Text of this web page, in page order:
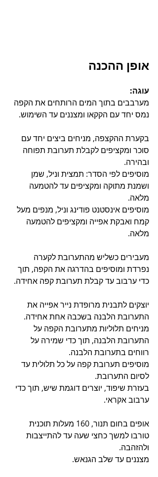
אופן ההכנה
עוגה:
מערבבים בתוך המים הרותחים את הקפה
נמס יחד עם הקקאו ומצננים עד השימוש.
בקערת ההקצפה, מניחים ביצים יחד עם
סוכר ומקציפים לקבלת תערובת תפוחה
ובהירה.
מוסיפים לפי הסדר: תמצית וניל, שמן
ושמנת מתוקה ומקציפים עד להטמעה
מלאה.
מוסיפים אינסטנט פודינג וניל, מנפים מעל
קמח ואבקת אפייה ומקציפים להטמעה
מלאה.
מעבירים כשליש מהתערובת לקערה
נפרדת ומוסיפים בהדרגה את הקפה, תוך
כדי ערבוב עד קבלת תערובת קפה אחידה.
יוצקים לתבנית מרופדת נייר אפייה את
התערובת הלבנה בשכבה אחת אחידה.
מניחים תלוליות מתערובת הקפה על
התערובת הלבנה, תוך כדי שמירה על
רווחים בתערובת הלבנה.
מוסיפים תערובת קפה על כל תלולית עד
לסיום התערובת.
בעזרת שיפוד, יוצרים דוגמת שיש, תוך כדי
ערבוב אקראי.
אופים בחום תנור, 160 מעלות תוכנית
טורבו למשך כחצי שעה עד להתייצבות
ולהזהבה.
מצננים עד שלב הגנאש.